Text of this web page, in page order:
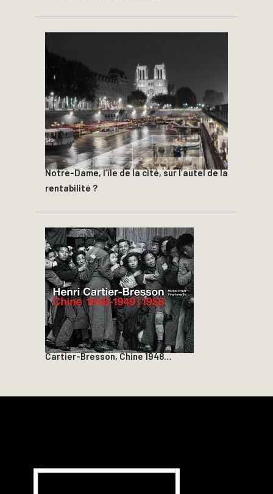
Notre-Dame, l’île de la cité, sur l’autel de la
rentabilité ?
Cartier-Bresson, Chine 1948…